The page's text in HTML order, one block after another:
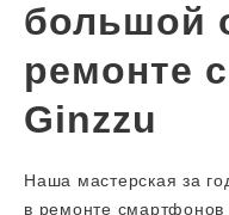
большой
ремонте
Ginzzu
Наша мастерская за
в ремонте